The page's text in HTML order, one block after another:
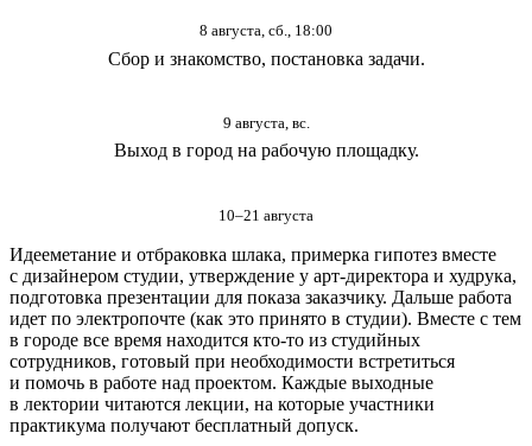
8 августа, сб., 18:00
Сбор и знакомство, постановка задачи.
9 августа, вс.
Выход в город на рабочую площадку.
10–21 августа
Идееметание и отбраковка шлака, примерка гипотез вместе
с дизайнером студии, утверждение у арт-директора и худрука,
подготовка презентации для показа заказчику. Дальше работа
идет по электропочте (как это принято в студии). Вместе с тем
в городе все время находится кто-то из студийных
сотрудников, готовый при необходимости встретиться
и помочь в работе над проектом. Каждые выходные
в лектории читаются лекции, на которые участники
практикума получают бесплатный допуск.